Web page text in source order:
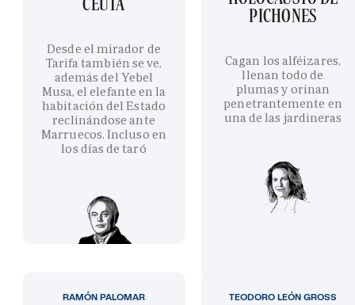
Desde el mirador de
Tarifa también se ve,
además del Yebel
Musa, el elefante en la
habitación del Estado
reclinándose ante
Marruecos. Incluso en
los días de taró
PICHONES
Cagan los alféizares,
llenan todo de
plumas y orinan
penetrantemente en
una de las jardineras
RAMÓN PALOMAR TEODORO LEÓN GROSS